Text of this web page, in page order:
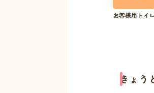
お客様用トイ
きょう